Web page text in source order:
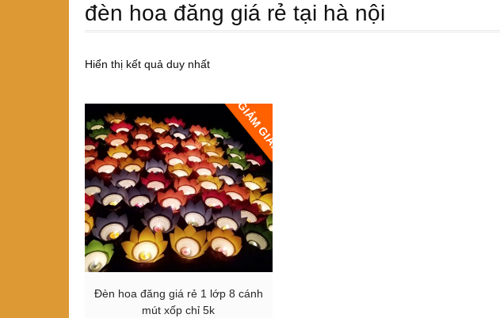
đèn hoa đăng giá rẻ tại hà nội
Hiển thị kết quả duy nhất
GIẢM GIÁ!
Đèn hoa đăng giá rẻ 1 lớp 8 cánh
mút xốp chỉ 5k